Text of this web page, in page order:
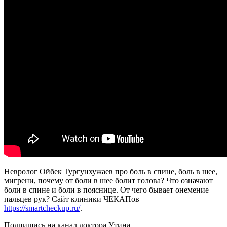
Невролог Ойбек Тургунхужаев про боль в спине, боль в шее,
мигрени, почему от боли в шее болит голова? Что означают
боли в спине и боли в пояснице. От чего бывает онемение
пальцев рук? Сайт клиники ЧЕКАПов —
https://smartcheckup.ru/.
Подпишись на канал доктора Утина —